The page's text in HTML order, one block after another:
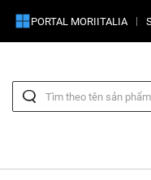
PORTAL MORIITALIA